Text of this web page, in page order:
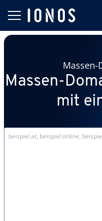
Massen-
Massen-
mit